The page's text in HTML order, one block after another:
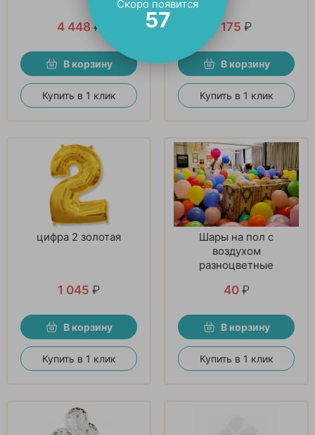
4 448₽
В корзину
Купить в 1 клик
175 ₽
В корзину
Купить в 1 клик
цифра 2 золотая
1 045 ₽
В корзину
Купить в 1 клик
Шары на пол с
воздухом
разноцветные
40 ₽
В корзину
Купить в 1 клик
Скоро появится
56